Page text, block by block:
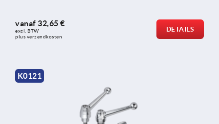
vanaf 32,65 €
excl. BTW
plus verzendkosten
DETAILS
K0121